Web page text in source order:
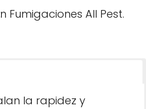
All Pest.
la rapidez y